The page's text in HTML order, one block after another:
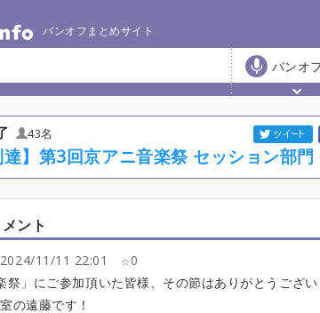
バンオフまとめサイト
バンオ
43名
達】第3回京アニ音楽祭 セッション部門
ント
2024/11/11 22:01
0
祭」にご参加頂いた皆様、その節はありがとうござい
の遠藤です！